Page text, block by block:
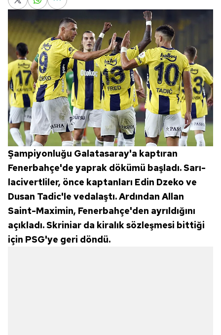
Şampiyonluğu Galatasaray'a kaptıran
Fenerbahçe'de yaprak dökümü başladı. Sarı-
lacivertliler, önce kaptanları Edin Dzeko ve
Dusan Tadic'le vedalaştı. Ardından Allan
Saint-Maximin, Fenerbahçe'den ayrıldığını
açıkladı. Skriniar da kiralık sözleşmesi bittiği
için PSG'ye geri döndü.